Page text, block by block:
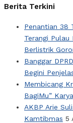
Berita Terkini
Penantian 38
Terangi Pulau
Berlistrik
Banggar
Begini
Membicang
BagiMu”
AKBP Arie
Kamtibmas 5